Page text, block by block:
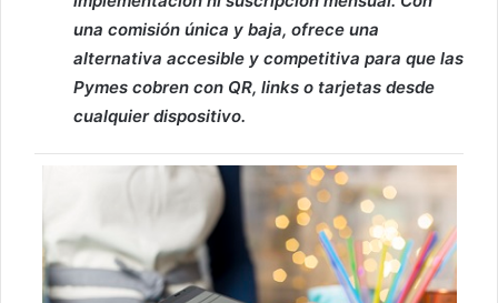
una comisión única y baja, ofrece una
alternativa accesible y competitiva para que las
Pymes cobren con QR, links o tarjetas desde
cualquier dispositivo.